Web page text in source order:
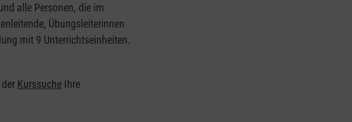
alle Personen, die im
Übungsleiterinnen
mit 9 Unterrichtseinheiten.
Kurssuche Ihre